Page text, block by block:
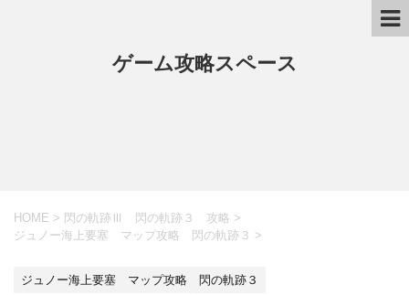
ゲーム攻略スペース
HOME > 閃の軌跡Ⅲ 閃の軌跡３ 攻略 >
ジュノー海上要塞 マップ攻略 閃の軌跡３ >
ジュノー海上要塞 マップ攻略 閃の軌跡３